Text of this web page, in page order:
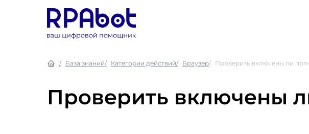
База знаний Категории действий Браузер Проверить включены ли
Проверить включены